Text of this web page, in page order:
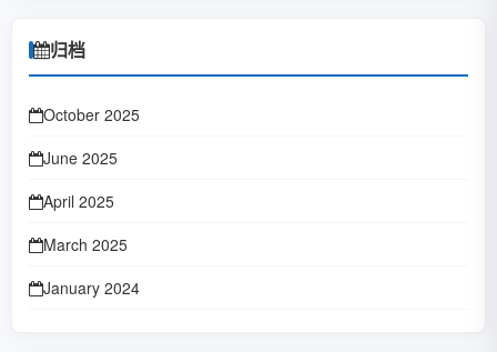
归档
October 2025
June 2025
April 2025
March 2025
January 2024